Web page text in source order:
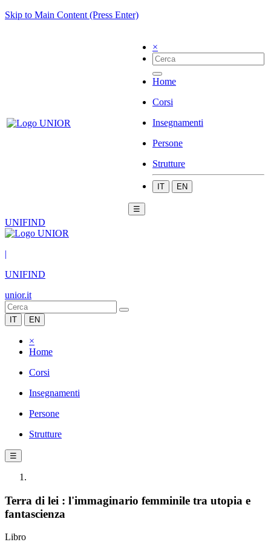
Skip to Main Content (Press Enter)
×
Home
Corsi
Insegnamenti
Persone
Strutture
IT EN
☰
UNIFIND
|
UNIFIND
unior.it
IT EN
×
Home
Corsi
Insegnamenti
Persone
Strutture
☰
Terra di lei : l'immaginario femminile tra utopia e
fantascienza
Libro